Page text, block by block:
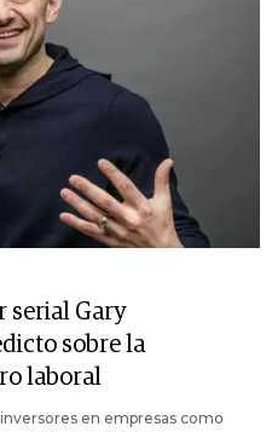
serial Gary
sobre la
laboral
en empresas como